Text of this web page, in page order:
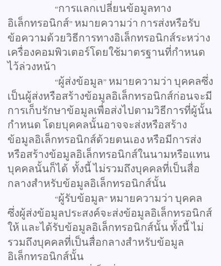
“การแลกเปลี่ยนข้อมูลทาง
อิเล็กทรอนิกส์” หมายความว่า การส่งหรือรับ
ข้อความด้วยวิธีการทางอิเล็กทรอนิกส์ระหว่าง
เครื่องคอมพิวเตอร์โดยใช้มาตรฐานที่กำหนด
ไว้ล่วงหน้า
“ผู้ส่งข้อมูล” หมายความว่า บุคคลซึ่ง
เป็นผู้ส่งหรือสร้างข้อมูลอิเล็กทรอนิกส์ก่อนจะมี
การเก็บรักษาข้อมูลเพื่อส่งไปตามวิธีการที่ผู้นั้น
กำหนด โดยบุคคลนั้นอาจจะส่งหรือสร้าง
ข้อมูลอิเล็กทรอนิกส์ด้วยตนเอง หรือมีการส่ง
หรือสร้างข้อมูลอิเล็กทรอนิกส์ในนามหรือแทน
บุคคลนั้นก็ได้ ทั้งนี้ ไม่รวมถึงบุคคลที่เป็นสื่อ
กลางสำหรับข้อมูลอิเล็กทรอนิกส์นั้น
“ผู้รับข้อมูล” หมายความว่า บุคคล
ซึ่งผู้ส่งข้อมูลประสงค์จะส่งข้อมูลอิเล็กทรอนิกส์
ให้ และได้รับข้อมูลอิเล็กทรอนิกส์นั้น ทั้งนี้ ไม่
รวมถึงบุคคลที่เป็นสื่อกลางสำหรับข้อมูล
อิเล็กทรอนิกส์นั้น